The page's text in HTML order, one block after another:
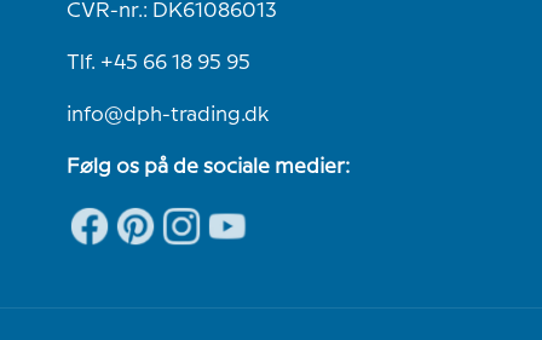
CVR-nr.: DK61086013
Tlf. +45 66 18 95 95
info@dph-trading.dk
Følg os på de sociale medier: